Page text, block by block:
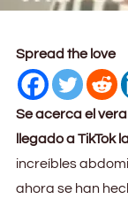
Spread the love
Se acerca el
llegado a TikTok
increíbles
ahora se han